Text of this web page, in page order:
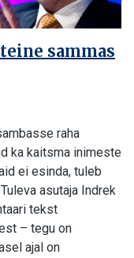
sammas
raha
ka kaitsma inimeste
ei esinda, tuleb
asutaja Indrek
tekst
– tegu on
ajal on